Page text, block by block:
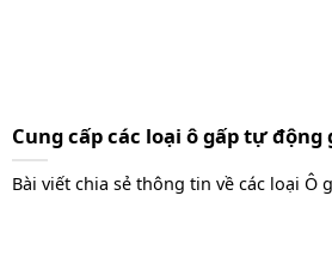
Cung cấp các loại ô gấp tự động
Bài viết chia sẻ thông tin về các loại Ô